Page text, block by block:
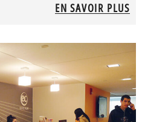
EN SAVOIR PLUS